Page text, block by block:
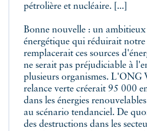
pétrolière et nucléaire. [...]
Bonne nouvelle : un
énergétique qui réduirait
remplacerait ces sources
ne serait pas préjudiciable à
plusieurs organismes. L'ONG
relance verte créerait 95 000
dans les énergies
au scénario tendanciel. De
des destructions dans les